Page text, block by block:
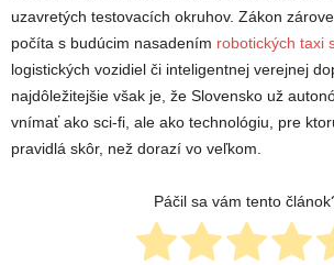
uzavretých testovacích okruhov. Zákon
počíta s budúcim nasadením robotických taxi
logistických vozidiel či inteligentnej verejnej
najdôležitejšie však je, že Slovensko už
vnímať ako sci-fi, ale ako technológiu, pre
pravidlá skôr, než dorazí vo veľkom.
Páčil sa vám tento